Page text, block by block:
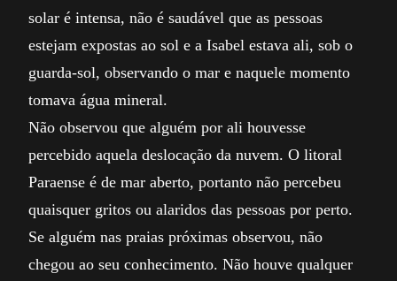
solar é intensa, não é saudável que as pessoas
estejam expostas ao sol e a Isabel estava ali, sob o
guarda-sol, observando o mar e naquele momento
tomava água mineral.
Não observou que alguém por ali houvesse
percebido aquela deslocação da nuvem. O litoral
Paraense é de mar aberto, portanto não percebeu
quaisquer gritos ou alaridos das pessoas por perto.
Se alguém nas praias próximas observou, não
chegou ao seu conhecimento. Não houve qualquer